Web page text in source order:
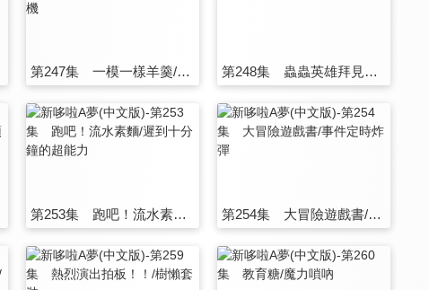
第247集 一模一樣羊羹/遺忘物傳送機 第248集 蟲蟲英雄拜見了/一寸帽子
第253集 跑吧！流水素麵/遲到十分鐘的超能力 第254集 大冒險遊戲書/事件定時炸彈